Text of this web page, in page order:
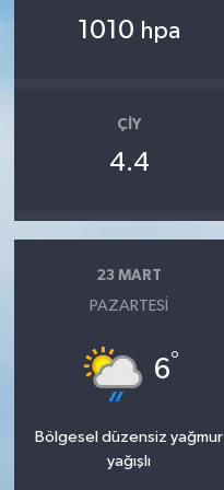
1010 hpa
ÇIY
4.4
23 MART
PAZARTESI
6°
Bölgesel düzensiz yağmur
yağışlı